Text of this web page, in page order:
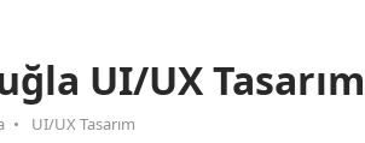
UI/UX Tasarım
UI/UX Tasarım